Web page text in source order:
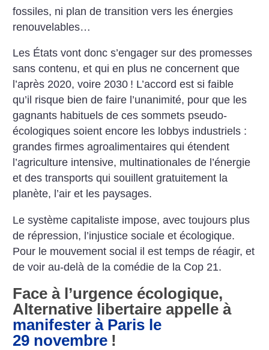
fossiles, ni plan de transition vers les énergies
renouvelables…
Les États vont donc s’engager sur des promesses
sans contenu, et qui en plus ne concernent que
l’après 2020, voire 2030 ! L’accord est si faible
qu’il risque bien de faire l’unanimité, pour que les
gagnants habituels de ces sommets pseudo-
écologiques soient encore les lobbys industriels :
grandes firmes agroalimentaires qui étendent
l’agriculture intensive, multinationales de l’énergie
et des transports qui souillent gratuitement la
planète, l’air et les paysages.
Le système capitaliste impose, avec toujours plus
de répression, l’injustice sociale et écologique.
Pour le mouvement social il est temps de réagir, et
de voir au-delà de la comédie de la Cop 21.
Face à l’urgence écologique,
Alternative libertaire appelle à
manifester à Paris le
29 novembre !